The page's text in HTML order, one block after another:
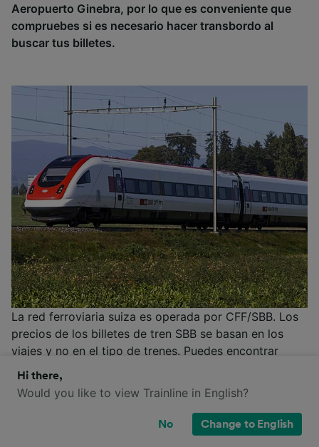
Aeropuerto Ginebra, por lo que es conveniente que
compruebes si es necesario hacer transbordo al
buscar tus billetes.
La red ferroviaria suiza es operada por CFF/SBB. Los
precios de los billetes de tren SBB se basan en los
viajes y no en el tipo de trenes. Puedes encontrar
billetes de ida y vuelta (precio estándar, ida o ida y
vuelta), billetes múltiples (6 viajes individuales para un
itinerario predeterminado) y billetes interurbanos
(incluido un pase de transporte de un día para el
transporte en común de las ciudades de origen o
Hi there,
Would you like to view Trainline in English?
No Change to English